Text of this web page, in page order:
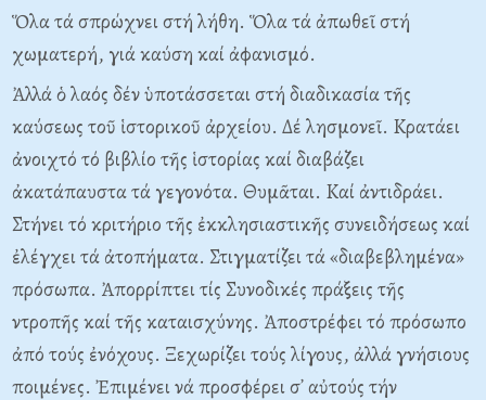
Ὅλα τά σπρώχνει στή λήθη. Ὅλα τά ἀπωθεῖ στή
χωματερή, γιά καύση καί ἀφανισμό.
Ἀλλά ὁ λαός δέν ὑποτάσσεται στή διαδικασία τῆς
καύσεως τοῦ ἱστορικοῦ ἀρχείου. Δέ λησμονεῖ. Kρατάει
ἀνοιχτό τό βιβλίο τῆς ἱστορίας καί διαβάζει
ἀκατάπαυστα τά γεγονότα. Θυμᾶται. Kαί ἀντιδράει.
Στήνει τό κριτήριο τῆς ἐκκλησιαστικῆς συνειδήσεως καί
ἐλέγχει τά ἀτοπήματα. Στιγματίζει τά «διαβεβλημένα»
πρόσωπα. Ἀπορρίπτει τίς Συνοδικές πράξεις τῆς
ντροπῆς καί τῆς καταισχύνης. Ἀποστρέφει τό πρόσωπο
ἀπό τούς ἐνόχους. Ξεχωρίζει τούς λίγους, ἀλλά γνήσιους
ποιμένες. Ἐπιμένει νά προσφέρει σ᾽ αὐτούς τήν